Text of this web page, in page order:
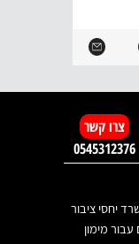
צרו קשר
0545312376
יחסי ציבור
מימון